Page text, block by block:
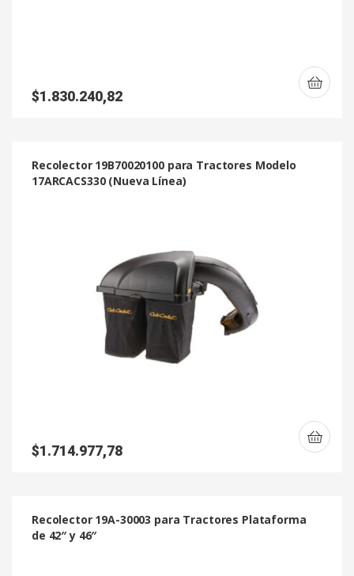
$1.830.240,82
Recolector 19B70020100 para Tractores Modelo
17ARCACS330 (Nueva Línea)
$1.714.977,78
Recolector 19A-30003 para Tractores Plataforma
de 42″ y 46″